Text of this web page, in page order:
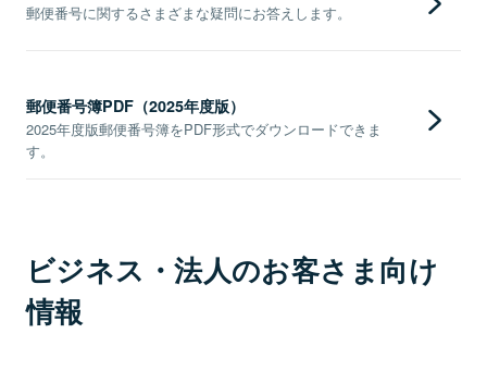
郵便番号に関するさまざまな疑問にお答えします。
郵便番号簿PDF（2025年度版）
2025年度版郵便番号簿をPDF形式でダウンロードできま
す。
ビジネス・法人のお客さま向け
情報